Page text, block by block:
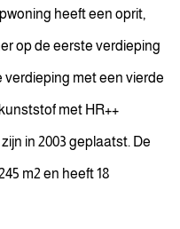
heeft een oprit,
op de eerste verdieping
met een vierde
met HR++
in 2003 geplaatst. De
m2 en heeft 18